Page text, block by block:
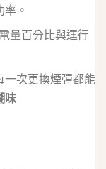
。
量百分比與運行
一次更換煙彈都能
味